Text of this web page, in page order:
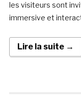
les visiteurs sont
immersive et
Lire la suite →